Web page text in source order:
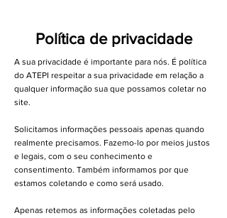
Política de privacidade
A sua privacidade é importante para nós. É política
do ATEPI respeitar a sua privacidade em relação a
qualquer informação sua que possamos coletar no
site.
Solicitamos informações pessoais apenas quando
realmente precisamos. Fazemo-lo por meios justos
e legais, com o seu conhecimento e
consentimento. Também informamos por que
estamos coletando e como será usado.
Apenas retemos as informações coletadas pelo